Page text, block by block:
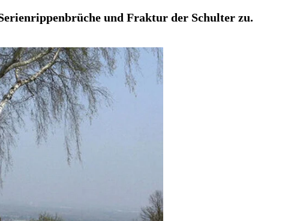
und Fraktur der Schulter zu.